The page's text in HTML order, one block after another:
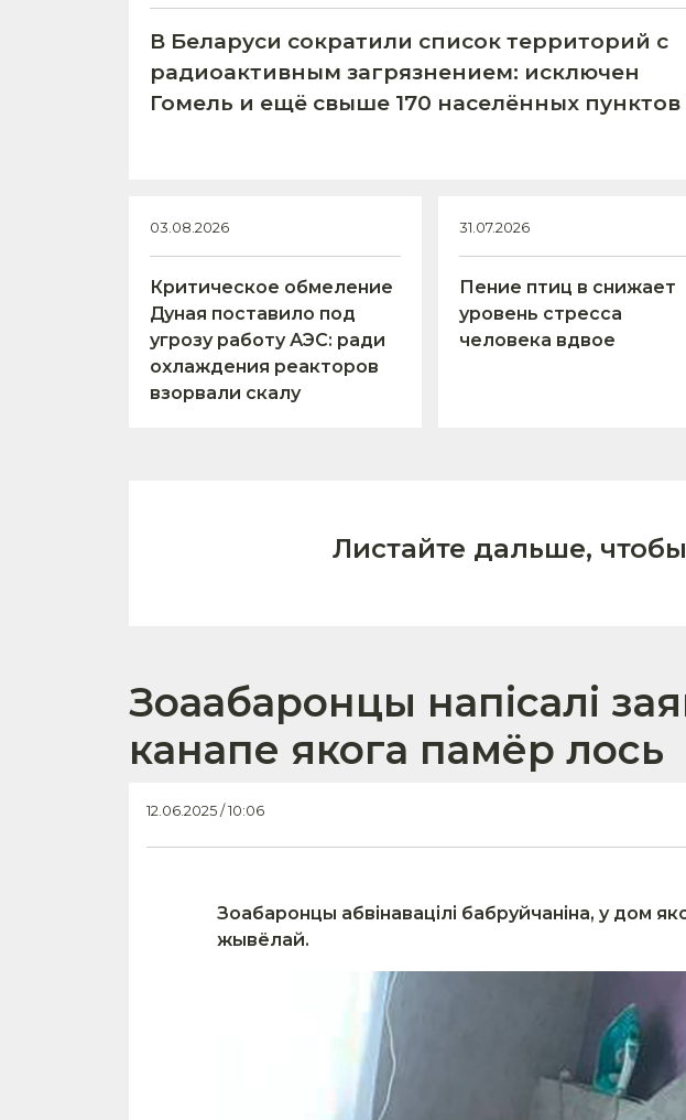
В Беларуси сократили список территорий с
радиоактивным загрязнением: исключен
Гомель и ещё свыше 170 населённых пунктов
03.08.2026
Критическое обмеление
Дуная поставило под
угрозу работу АЭС: ради
охлаждения реакторов
взорвали скалу
31.07.2026
Пение птиц в снижает
уровень стресса
человека вдвое
Листайте дальше,
Зоаабаронцы напісалі
канапе якога памёр лось
12.06.2025 / 10:06
Зоабаронцы абвінавацілі бабруйчаніна, у дом
жывёлай.